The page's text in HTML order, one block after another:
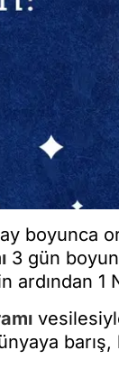
boyunca
3 gün
1